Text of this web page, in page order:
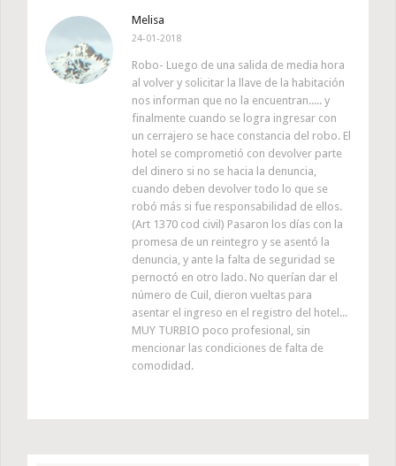
Melisa
24-01-2018
Robo- Luego de una salida de media hora
al volver y solicitar la llave de la habitación
nos informan que no la encuentran..... y
finalmente cuando se logra ingresar con
un cerrajero se hace constancia del robo. El
hotel se comprometió con devolver parte
del dinero si no se hacia la denuncia,
cuando deben devolver todo lo que se
robó más si fue responsabilidad de ellos.
(Art 1370 cod civil) Pasaron los días con la
promesa de un reintegro y se asentó la
denuncia, y ante la falta de seguridad se
pernoctó en otro lado. No querían dar el
número de Cuil, dieron vueltas para
asentar el ingreso en el registro del hotel...
MUY TURBIO poco profesional, sin
mencionar las condiciones de falta de
comodidad.